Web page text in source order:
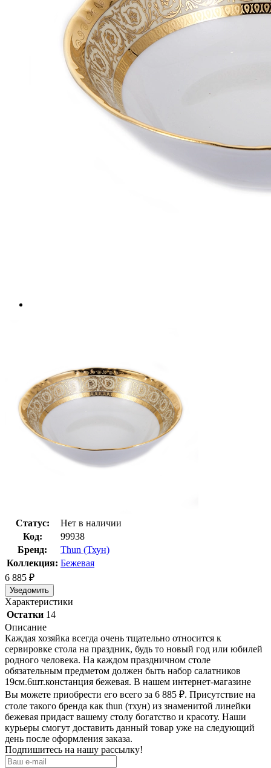
Статус:
Нет в наличии
Код:
99938
Бренд:
Thun (Тхун)
Коллекция: Бежевая
6 885 ₽
Уведомить
Характеристики
Остатки 14
Описание
Каждая хозяйка всегда очень тщательно относится к
сервировке стола на праздник, будь то новый год или юбилей
родного человека. На каждом праздничном столе
обязательным предметом должен быть набор салатников
19см.6шт.констанция бежевая. В нашем интернет-магазине
Вы можете приобрести его всего за 6 885 ₽. Присутствие на
столе такого бренда как thun (тхун) из знаменитой линейки
бежевая придаст вашему столу богатство и красоту. Наши
курьеры смогут доставить данный товар уже на следующий
день после оформления заказа.
Подпишитесь на нашу рассылку!